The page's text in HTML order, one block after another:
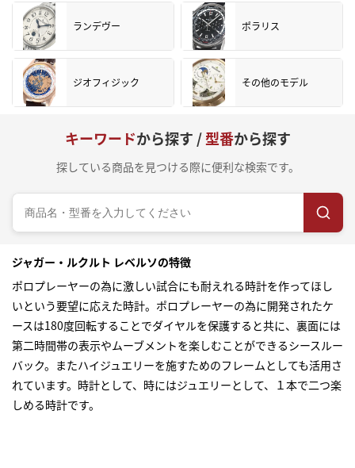
ランデヴー ポラリス
ジオフィジック その他のモデル
キーワードから探す /型番から探す
探している商品を見つける際に便利な検索です。
ジャガー・ルクルト レベルソの特徴
ポロプレーヤーの為に激しい試合にも耐えれる時計を作ってほし
いという要望に応えた時計。ポロプレーヤーの為に開発されたケ
ースは180度回転することでダイヤルを保護すると共に、裏面には
第二時間帯の表示やムーブメントを楽しむことができるシースルー
バック。またハイジュエリーを施すためのフレームとしても活用さ
れています。時計として、時にはジュエリーとして、１本で二つ楽
しめる時計です。